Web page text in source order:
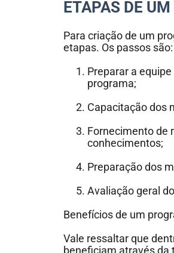
ETAPAS DE
Para criação de um
etapas. Os passos são:
Preparar a
programa;
Capacitação dos
Fornecimento de
conhecimentos;
Preparação dos
Avaliação geral
Benefícios de um
Vale ressaltar que
beneficiam através da